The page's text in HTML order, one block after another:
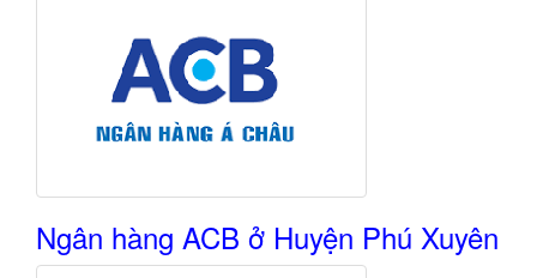
Ngân hàng ACB ở Huyện Phú Xuyên